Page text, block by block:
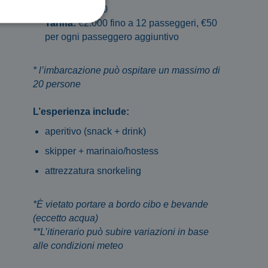
9:00 e le 19:00
Tariffa:€2.000 fino a 12 passeggeri, €50
per ogni passeggero aggiuntivo
* l’imbarcazione può ospitare un massimo di
20 persone
L’esperienza include:
aperitivo (snack + drink)
skipper + marinaio/hostess
attrezzatura snorkeling
*È vietato portare a bordo cibo e bevande
(eccetto acqua)
**L’itinerario può subire variazioni in base
alle condizioni meteo